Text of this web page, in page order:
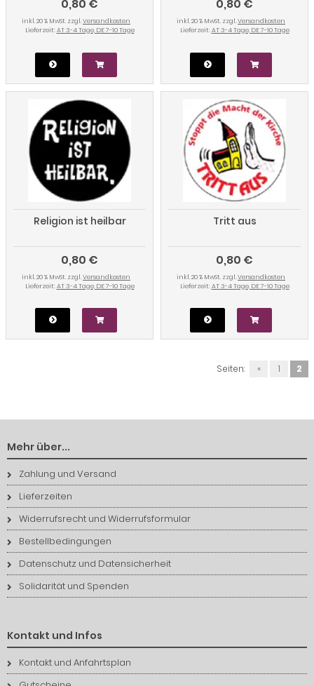
0,80 €
inkl. 20 % MwSt. zzgl.Versandkosten
Lieferzeit: AT 3-4 Tage, DE 7-10 Tage
0,80 €
inkl. 20 % MwSt. zzgl.Versandkosten
Lieferzeit: AT 3-4 Tage, DE 7-10 Tage
Religion ist heilbar
0,80 €
inkl. 20 % MwSt. zzgl.Versandkosten
Lieferzeit: AT 3-4 Tage, DE 7-10 Tage
Tritt aus
0,80 €
inkl. 20 % MwSt. zzgl.Versandkosten
Lieferzeit: AT 3-4 Tage, DE 7-10 Tage
Seiten: « 1 2
Mehr über...
Zahlung und Versand
Lieferzeiten
Widerrufsrecht und Widerrufsformular
Bestellbedingungen
Datenschutz und Datensicherheit
Solidarität und Spenden
Kontakt und Infos
Kontakt und Anfahrtsplan